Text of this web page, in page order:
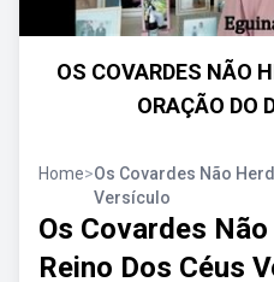
OS COVARDES NÃO
ORAÇÃO DO
Home>Os Covardes Não
Versículo
Os Covardes
Reino Dos Céus